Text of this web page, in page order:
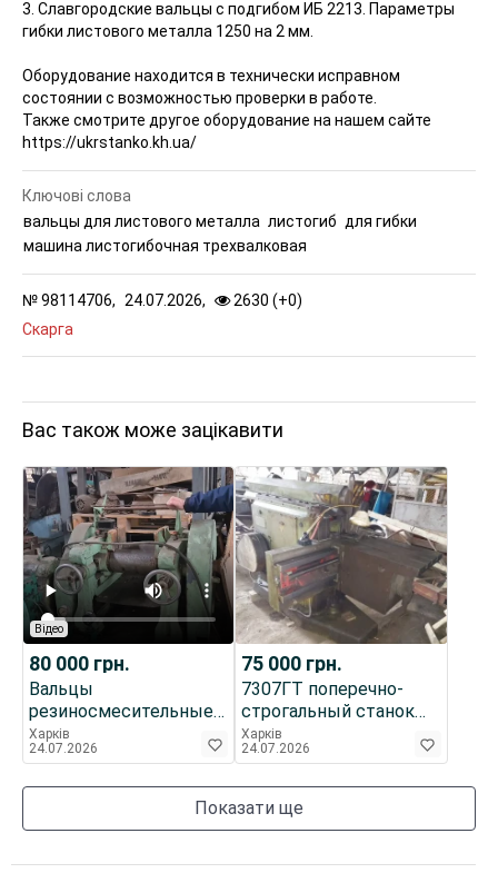
3. Славгородские вальцы с подгибом ИБ 2213. Параметры
гибки листового металла 1250 на 2 мм.
Оборудование находится в технически исправном
состоянии с возможностью проверки в работе.
Также смотрите другое оборудование на нашем сайте
https://ukrstanko.kh.ua/
№98114706, 24.07.2026, 2630 (+0)
Скарга
Ключові слова
вальцы для листового металла листогиб для гибки
машина листогибочная трехвалковая
Вас також може зацікавити
Відео
80 000 грн.
Вальцы
резиносмесительные
ПД 320
Харків
24.07.2026
75 000 грн.
7307ГТ поперечно-
строгальный станок
Вальцы для листового
металла
Харків
24.07.2026
Показати ще